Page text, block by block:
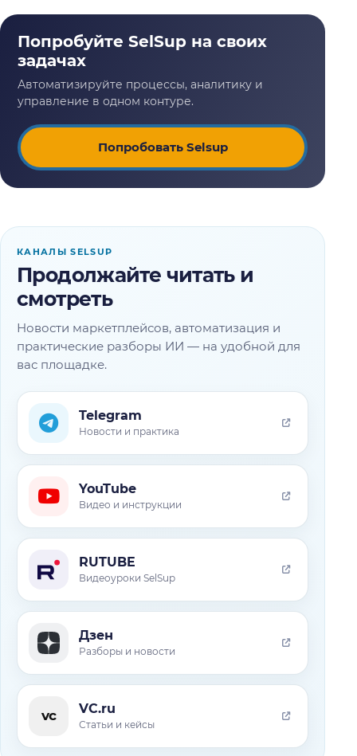
Попробовать Selsup
КАНАЛЫ SELSUP
Продолжайте читать и
смотреть
Новости маркетплейсов, автоматизация и
практические разборы ИИ — на удобной для
вас площадке.
Telegram
Новости и практика
YouTube
Видео и инструкции
RUTUBE
Видеоуроки SelSup
Дзен
Разборы и новости
vc VC.ru
Статьи и кейсы